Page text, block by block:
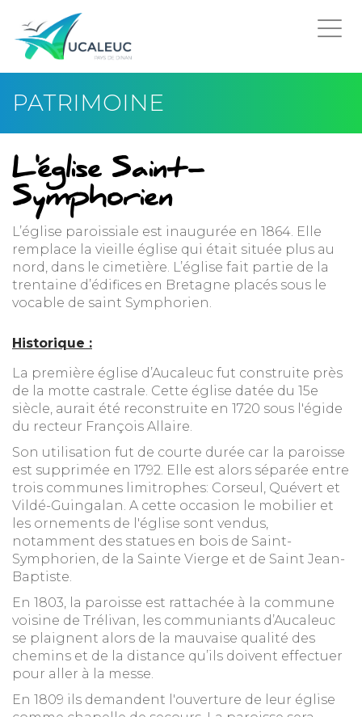
PATRIMOINE
L'église Saint-
Symphorien
L’église paroissiale est inaugurée en 1864. Elle
remplace la vieille église qui était située plus au
nord, dans le cimetière. L’église fait partie de la
trentaine d’édifices en Bretagne placés sous le
vocable de saint Symphorien.
Historique :
La première église d’Aucaleuc fut construite près
de la motte castrale. Cette église datée du 15e
siècle, aurait été reconstruite en 1720 sous l'égide
du recteur François Allaire.
Son utilisation fut de courte durée car la paroisse
est supprimée en 1792. Elle est alors séparée entre
trois communes limitrophes: Corseul, Quévert et
Vildé-Guingalan. A cette occasion le mobilier et
les ornements de l'église sont vendus,
notamment des statues en bois de Saint-
Symphorien, de la Sainte Vierge et de Saint Jean-
Baptiste.
En 1803, la paroisse est rattachée à la commune
voisine de Trélivan, les communiants d’Aucaleuc
se plaignent alors de la mauvaise qualité des
chemins et de la distance qu’ils doivent effectuer
pour aller à la messe.
En 1809 ils demandent l'ouverture de leur église